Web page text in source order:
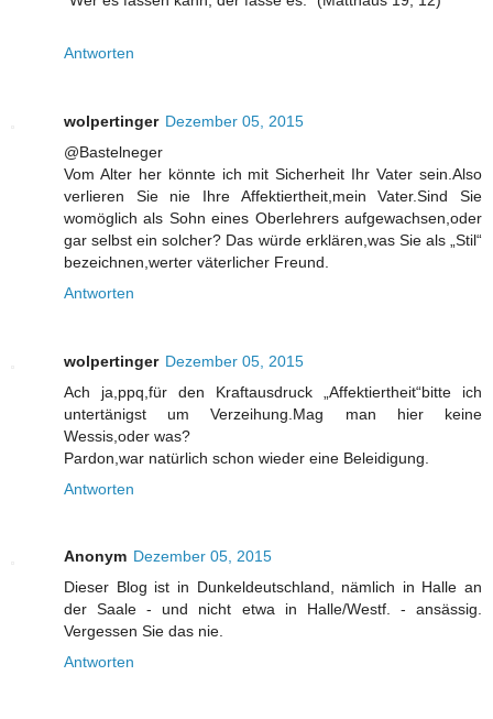
Antworten
wolpertinger Dezember 05, 2015
@Bastelneger
Vom Alter her könnte ich mit Sicherheit Ihr Vater sein.Also
verlieren Sie nie Ihre Affektiertheit,mein Vater.Sind Sie
womöglich als Sohn eines Oberlehrers aufgewachsen,oder
gar selbst ein solcher? Das würde erklären,was Sie als „Stil“
bezeichnen,werter väterlicher Freund.
Antworten
wolpertinger Dezember 05, 2015
Ach ja,ppq,für den Kraftausdruck „Affektiertheit“bitte ich
untertänigst um Verzeihung.Mag man hier keine
Wessis,oder was?
Pardon,war natürlich schon wieder eine Beleidigung.
Antworten
Anonym Dezember 05, 2015
Dieser Blog ist in Dunkeldeutschland, nämlich in Halle an
der Saale - und nicht etwa in Halle/Westf. - ansässig.
Vergessen Sie das nie.
Antworten